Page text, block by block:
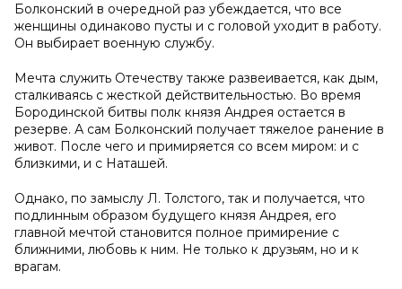
Болконский в очередной раз убеждается, что все
женщины одинаково пусты и с головой уходит в работу.
Он выбирает военную службу.
Мечта служить Отечеству также развеивается, как дым,
сталкиваясь с жесткой действительностью. Во время
Бородинской битвы полк князя Андрея остается в
резерве. А сам Болконский получает тяжелое ранение в
живот. После чего и примиряется со всем миром: и с
близкими, и с Наташей.
Однако, по замыслу Л. Толстого, так и получается, что
подлинным образом будущего князя Андрея, его
главной мечтой становится полное примирение с
ближними, любовь к ним. Не только к друзьям, но и к
врагам.